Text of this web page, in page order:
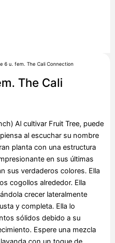
6 u. fem. The Cali Connection
The Cali
Al cultivar Fruit Tree, puede
al escuchar su nombre
planta con una estructura
en sus últimas
sus verdaderos colores. Ella
cogollos alrededor. Ella
crecer lateralmente
y completa. Ella lo
sólidos debido a su
Espere una mezcla